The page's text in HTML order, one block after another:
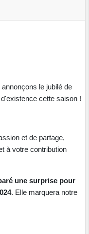
le jubilé de
d'existence cette saison !
et de partage,
à votre contribution
une surprise pour
. Elle marquera notre